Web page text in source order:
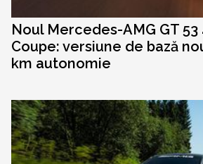
Noul Mercedes-AMG GT
Coupe: versiune de bază
km autonomie